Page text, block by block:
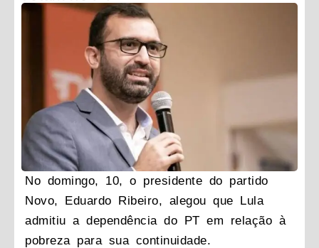
No domingo, 10, o presidente do partido
Novo, Eduardo Ribeiro, alegou que Lula
admitiu a dependência do PT em relação à
pobreza para sua continuidade.